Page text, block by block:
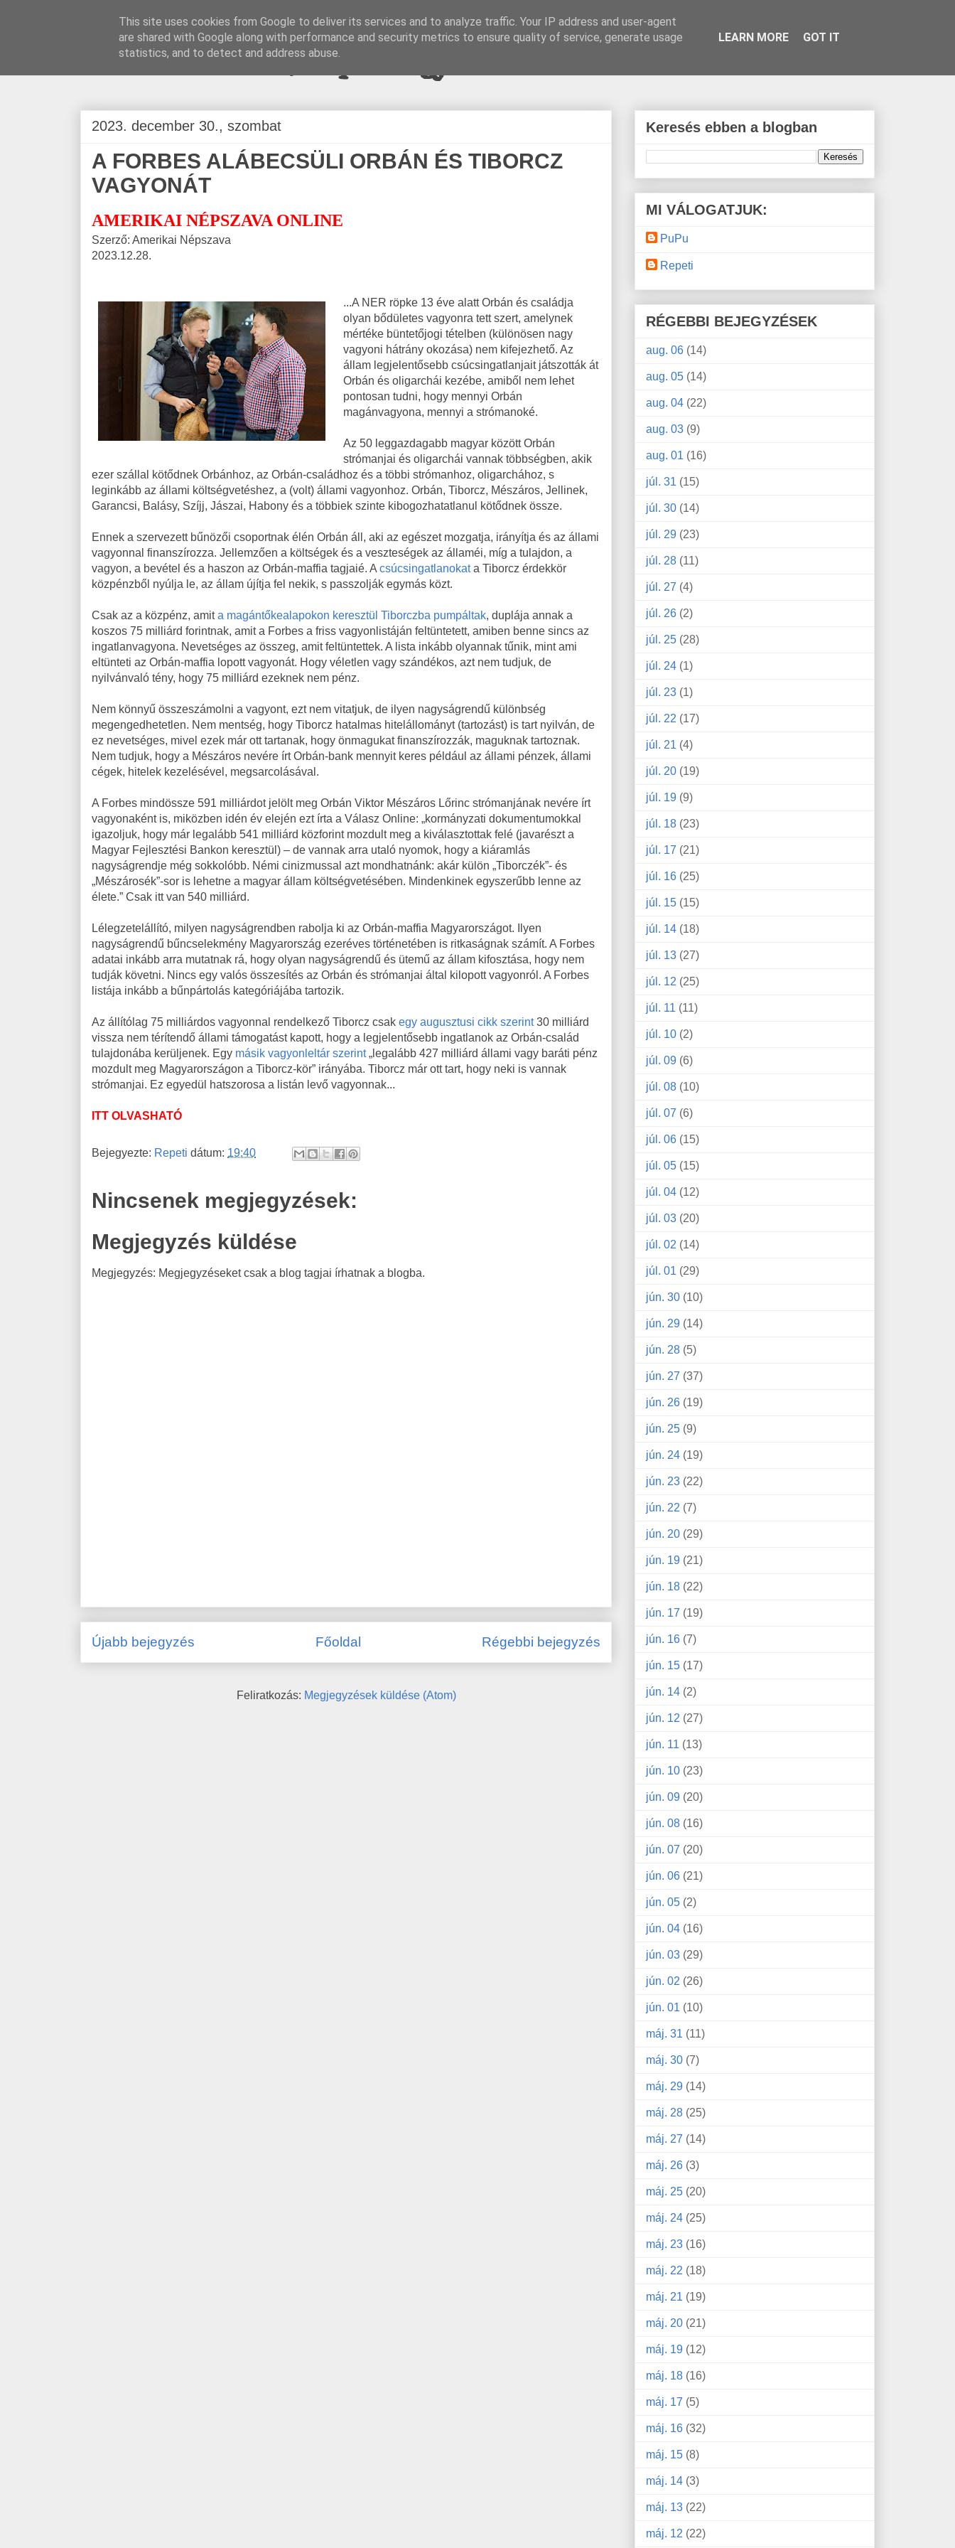
BLOGÁSZAT, napi blogjava
2023. december 30., szombat
A FORBES ALÁBECSÜLI ORBÁN ÉS TIBORCZ
VAGYONÁT
AMERIKAI NÉPSZAVA ONLINE
Szerző: Amerikai Népszava
2023.12.28.
...A NER röpke 13 éve alatt Orbán és családja
olyan bődületes vagyonra tett szert, amelynek
mértéke büntetőjogi tételben (különösen nagy
vagyoni hátrány okozása) nem kifejezhető. Az
állam legjelentősebb csúcsingatlanjait játszották át
Orbán és oligarchái kezébe, amiből nem lehet
pontosan tudni, hogy mennyi Orbán
magánvagyona, mennyi a strómanoké.
Az 50 leggazdagabb magyar között Orbán
strómanjai és oligarchái vannak többségben, akik
ezer szállal kötődnek Orbánhoz, az Orbán-családhoz és a többi strómanhoz, oligarchához, s
leginkább az állami költségvetéshez, a (volt) állami vagyonhoz. Orbán, Tiborcz, Mészáros, Jellinek,
Garancsi, Balásy, Szíjj, Jászai, Habony és a többiek szinte kibogozhatatlanul kötődnek össze.
Ennek a szervezett bűnözői csoportnak élén Orbán áll, aki az egészet mozgatja, irányítja és az állami
vagyonnal finanszírozza. Jellemzően a költségek és a veszteségek az államéi, míg a tulajdon, a
vagyon, a bevétel és a haszon az Orbán-maffia tagjaié. A csúcsingatlanokata Tiborcz érdekkör
közpénzből nyúlja le, az állam újítja fel nekik, s passzolják egymás közt.
Csak az a közpénz, amita magántőkealapokon keresztül Tiborczba pumpáltak, duplája annak a
koszos 75 milliárd forintnak, amit a Forbes a friss vagyonlistáján feltüntetett, amiben benne sincs az
ingatlanvagyona. Nevetséges az összeg, amit feltüntettek. A lista inkább olyannak tűnik, mint ami
eltünteti az Orbán-maffia lopott vagyonát. Hogy véletlen vagy szándékos, azt nem tudjuk, de
nyilvánvaló tény, hogy 75 milliárd ezeknek nem pénz.
Nem könnyű összeszámolni a vagyont, ezt nem vitatjuk, de ilyen nagyságrendű különbség
megengedhetetlen. Nem mentség, hogy Tiborcz hatalmas hitelállományt (tartozást) is tart nyilván, de
ez nevetséges, mivel ezek már ott tartanak, hogy önmagukat finanszírozzák, maguknak tartoznak.
Nem tudjuk, hogy a Mészáros nevére írt Orbán-bank mennyit keres például az állami pénzek, állami
cégek, hitelek kezelésével, megsarcolásával.
A Forbes mindössze 591 milliárdot jelölt meg Orbán Viktor Mészáros Lőrinc strómanjának nevére írt
vagyonaként is, miközben idén év elején ezt írta a Válasz Online: „kormányzati dokumentumokkal
igazoljuk, hogy már legalább 541 milliárd közforint mozdult meg a kiválasztottak felé (javarészt a
Magyar Fejlesztési Bankon keresztül) – de vannak arra utaló nyomok, hogy a kiáramlás
nagyságrendje még sokkolóbb. Némi cinizmussal azt mondhatnánk: akár külön „Tiborczék”- és
„Mészárosék”-sor is lehetne a magyar állam költségvetésében. Mindenkinek egyszerűbb lenne az
élete.” Csak itt van 540 milliárd.
Lélegzetelállító, milyen nagyságrendben rabolja ki az Orbán-maffia Magyarországot. Ilyen
nagyságrendű bűncselekmény Magyarország ezeréves történetében is ritkaságnak számít. A Forbes
adatai inkább arra mutatnak rá, hogy olyan nagyságrendű és ütemű az állam kifosztása, hogy nem
tudják követni. Nincs egy valós összesítés az Orbán és strómanjai által kilopott vagyonról. A Forbes
listája inkább a bűnpártolás kategóriájába tartozik.
Az állítólag 75 milliárdos vagyonnal rendelkező Tiborcz csak egy augusztusi cikk szerint30 milliárd
vissza nem térítendő állami támogatást kapott, hogy a legjelentősebb ingatlanok az Orbán-család
tulajdonába kerüljenek. Egy másik vagyonleltár szerint„legalább 427 milliárd állami vagy baráti pénz
mozdult meg Magyarországon a Tiborcz-kör” irányába. Tiborcz már ott tart, hogy neki is vannak
strómanjai. Ez egyedül hatszorosa a listán levő vagyonnak...
ITT OLVASHATÓ
Bejegyezte: Repeti dátum: 19:40
Nincsenek megjegyzések:
Megjegyzés küldése
Megjegyzés: Megjegyzéseket csak a blog tagjai írhatnak a blogba.
Újabb bejegyzés Régebbi bejegyzés
Főoldal
Feliratkozás: Megjegyzések küldése (Atom)
Keresés ebben a blogban
MI VÁLOGATJUK:
PuPu
Repeti
RÉGEBBI BEJEGYZÉSEK
aug. 06 (14)
aug. 05 (14)
aug. 04 (22)
aug. 03 (9)
aug. 01 (16)
júl. 31 (15)
júl. 30 (14)
júl. 29 (23)
júl. 28 (11)
júl. 27 (4)
júl. 26 (2)
júl. 25 (28)
júl. 24 (1)
júl. 23 (1)
júl. 22 (17)
júl. 21 (4)
júl. 20 (19)
júl. 19 (9)
júl. 18 (23)
júl. 17 (21)
júl. 16 (25)
júl. 15 (15)
júl. 14 (18)
júl. 13 (27)
júl. 12 (25)
júl. 11 (11)
júl. 10 (2)
júl. 09 (6)
júl. 08 (10)
júl. 07 (6)
júl. 06 (15)
júl. 05 (15)
júl. 04 (12)
júl. 03 (20)
júl. 02 (14)
júl. 01 (29)
jún. 30 (10)
jún. 29 (14)
jún. 28 (5)
jún. 27 (37)
jún. 26 (19)
jún. 25 (9)
jún. 24 (19)
jún. 23 (22)
jún. 22 (7)
jún. 20 (29)
jún. 19 (21)
jún. 18 (22)
jún. 17 (19)
jún. 16 (7)
jún. 15 (17)
jún. 14 (2)
jún. 12 (27)
jún. 11 (13)
jún. 10 (23)
jún. 09 (20)
jún. 08 (16)
jún. 07 (20)
jún. 06 (21)
jún. 05 (2)
jún. 04 (16)
jún. 03 (29)
jún. 02 (26)
jún. 01 (10)
máj. 31 (11)
máj. 30 (7)
máj. 29 (14)
máj. 28 (25)
máj. 27 (14)
máj. 26 (3)
máj. 25 (20)
máj. 24 (25)
máj. 23 (16)
máj. 22 (18)
máj. 21 (19)
máj. 20 (21)
máj. 19 (12)
máj. 18 (16)
máj. 17 (5)
máj. 16 (32)
máj. 15 (8)
máj. 14 (3)
máj. 13 (22)
máj. 12 (22)
This site uses cookies from Google to deliver its services and to analyze traffic. Your IP address and user-agent
are shared with Google along with performance and security metrics to ensure quality of service, generate usage
statistics, and to detect and address abuse.
LEARN MORE GOT IT